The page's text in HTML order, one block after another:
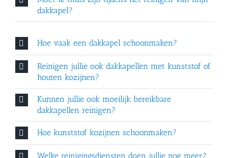
dakkapel?
Hoe vaak een dakkapel schoonmaken?
Reinigen jullie ook dakkapellen met kunststof of
houten kozijnen?
Kunnen jullie ook moeilijk bereikbare
dakkapellen reinigen?
Hoe kunststof kozijnen schoonmaken?
Welke reinigingsdiensten doen jullie nog meer?